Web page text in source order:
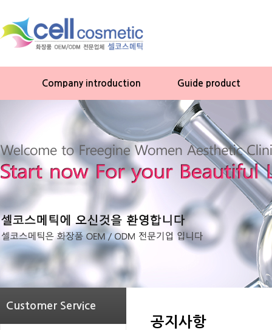
Company introduction Guide product
Customer Service
공지사항